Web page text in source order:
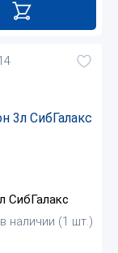
СибГалакс
наличии (1 шт.)